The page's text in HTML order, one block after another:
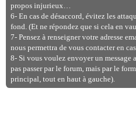
propos injurieux…
6- En cas de désaccord, évitez les
fond. (Et ne répondez que si cela en
7- Pensez à renseigner votre adresse
nous permettra de vous contacter en
8- Si vous voulez envoyer un message
pas passer par le forum, mais par le
principal, tout en haut à gauche).